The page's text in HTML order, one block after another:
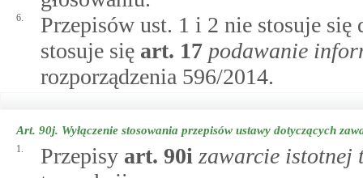
6.
Przepisów ust. 1 i 2 nie stosuje
stosuje się art. 17 podawanie
rozporządzenia 596/2014.
Art. 90j. Wyłączenie stosowania przepisów ustawy dotyczących
1. Przepisy art. 90i zawarcie istotnej